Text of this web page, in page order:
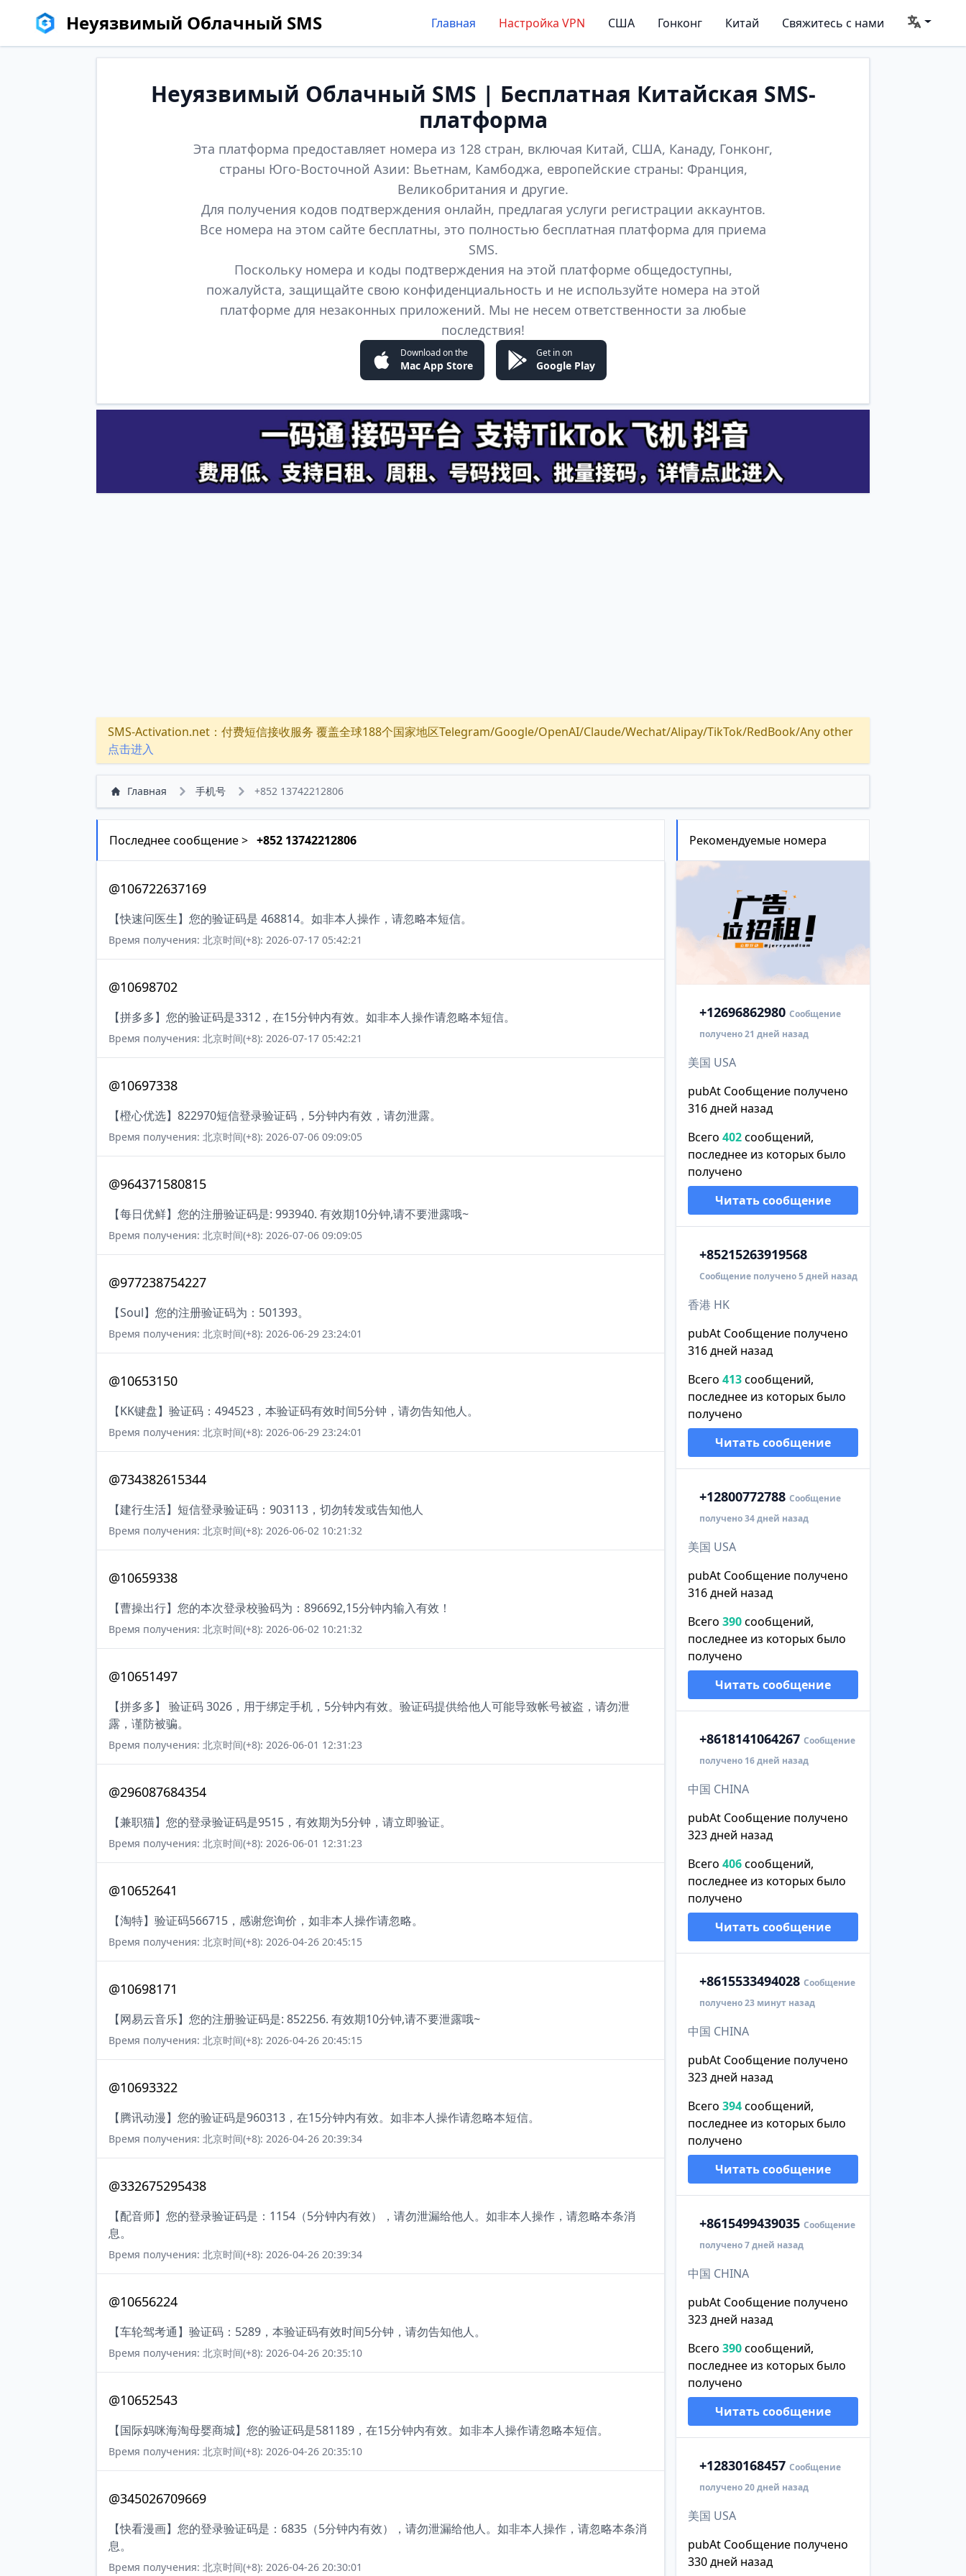
Неуязвимый Облачный SMS Главная Настройка VPN США Гонконг Китай Свяжитесь с нами
Неуязвимый Облачный SMS | Бесплатная Китайская SMS-
платформа
Эта платформа предоставляет номера из 128 стран, включая Китай, США, Канаду, Гонконг,
страны Юго-Восточной Азии: Вьетнам, Камбоджа, европейские страны: Франция,
Великобритания и другие.
Для получения кодов подтверждения онлайн, предлагая услуги регистрации аккаунтов.
Все номера на этом сайте бесплатны, это полностью бесплатная платформа для приема
SMS.
Поскольку номера и коды подтверждения на этой платформе общедоступны,
пожалуйста, защищайте свою конфиденциальность и не используйте номера на этой
платформе для незаконных приложений. Мы не несем ответственности за любые
последствия!
Download on the
Mac App Store
Get in on
Google Play
SMS-Activation.net：付费短信接收服务 覆盖全球188个国家地区Telegram/Google/OpenAI/Claude/Wechat/Alipay/TikTok/RedBook/Any other
点击进入
Главная 手机号 +852 13742212806
Последнее сообщение > +852 13742212806
@106722637169
【快速问医生】您的验证码是 468814。如非本人操作，请忽略本短信。
Время получения: 北京时间(+8): 2026-07-17 05:42:21
@10698702
【拼多多】您的验证码是3312，在15分钟内有效。如非本人操作请忽略本短信。
Время получения: 北京时间(+8): 2026-07-17 05:42:21
@10697338
【橙心优选】822970短信登录验证码，5分钟内有效，请勿泄露。
Время получения: 北京时间(+8): 2026-07-06 09:09:05
@964371580815
【每日优鲜】您的注册验证码是: 993940. 有效期10分钟,请不要泄露哦~
Время получения: 北京时间(+8): 2026-07-06 09:09:05
@977238754227
【Soul】您的注册验证码为：501393。
Время получения: 北京时间(+8): 2026-06-29 23:24:01
@10653150
【KK键盘】验证码：494523，本验证码有效时间5分钟，请勿告知他人。
Время получения: 北京时间(+8): 2026-06-29 23:24:01
@734382615344
【建行生活】短信登录验证码：903113，切勿转发或告知他人
Время получения: 北京时间(+8): 2026-06-02 10:21:32
@10659338
【曹操出行】您的本次登录校验码为：896692,15分钟内输入有效！
Время получения: 北京时间(+8): 2026-06-02 10:21:32
@10651497
【拼多多】 验证码 3026，用于绑定手机，5分钟内有效。验证码提供给他人可能导致帐号被盗，请勿泄
露，谨防被骗。
Время получения: 北京时间(+8): 2026-06-01 12:31:23
@296087684354
【兼职猫】您的登录验证码是9515，有效期为5分钟，请立即验证。
Время получения: 北京时间(+8): 2026-06-01 12:31:23
@10652641
【淘特】验证码566715，感谢您询价，如非本人操作请忽略。
Время получения: 北京时间(+8): 2026-04-26 20:45:15
@10698171
【网易云音乐】您的注册验证码是: 852256. 有效期10分钟,请不要泄露哦~
Время получения: 北京时间(+8): 2026-04-26 20:45:15
@10693322
【腾讯动漫】您的验证码是960313，在15分钟内有效。如非本人操作请忽略本短信。
Время получения: 北京时间(+8): 2026-04-26 20:39:34
@332675295438
【配音师】您的登录验证码是：1154（5分钟内有效），请勿泄漏给他人。如非本人操作，请忽略本条消
息。
Время получения: 北京时间(+8): 2026-04-26 20:39:34
@10656224
【车轮驾考通】验证码：5289，本验证码有效时间5分钟，请勿告知他人。
Время получения: 北京时间(+8): 2026-04-26 20:35:10
@10652543
【国际妈咪海淘母婴商城】您的验证码是581189，在15分钟内有效。如非本人操作请忽略本短信。
Время получения: 北京时间(+8): 2026-04-26 20:35:10
@345026709669
【快看漫画】您的登录验证码是：6835（5分钟内有效），请勿泄漏给他人。如非本人操作，请忽略本条消
息。
Время получения: 北京时间(+8): 2026-04-26 20:30:01
Рекомендуемые номера
+12696862980 Сообщение
получено 21 дней назад
美国 USA
pubAt Сообщение получено
316 дней назад
Всего 402сообщений,
последнее из которых было
получено
Читать сообщение
+85215263919568
Сообщение получено 5 дней назад
香港 HK
pubAt Сообщение получено
316 дней назад
Всего 413сообщений,
последнее из которых было
получено
Читать сообщение
+12800772788 Сообщение
получено 34 дней назад
美国 USA
pubAt Сообщение получено
316 дней назад
Всего 390сообщений,
последнее из которых было
получено
Читать сообщение
+8618141064267 Сообщение
получено 16 дней назад
中国 CHINA
pubAt Сообщение получено
323 дней назад
Всего 406сообщений,
последнее из которых было
получено
Читать сообщение
+8615533494028 Сообщение
получено 23 минут назад
中国 CHINA
pubAt Сообщение получено
323 дней назад
Всего 394сообщений,
последнее из которых было
получено
Читать сообщение
+8615499439035 Сообщение
получено 7 дней назад
中国 CHINA
pubAt Сообщение получено
323 дней назад
Всего 390сообщений,
последнее из которых было
получено
Читать сообщение
+12830168457 Сообщение
получено 20 дней назад
美国 USA
pubAt Сообщение получено
330 дней назад